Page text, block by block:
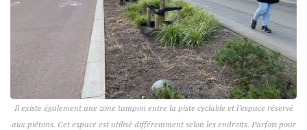
Il existe également une zone tampon entre la piste cyclable et l’espace réservé
aux piétons. Cet espace est utilisé différemment selon les endroits. Parfois pour